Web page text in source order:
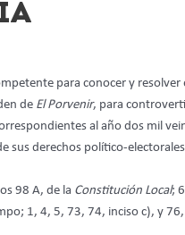
para conocer y
de El Porvenir, para
al año dos mil
sus derechos político-
98 A, de la Constitución Local;
1, 4, 5, 73, 74, inciso c), y 76,